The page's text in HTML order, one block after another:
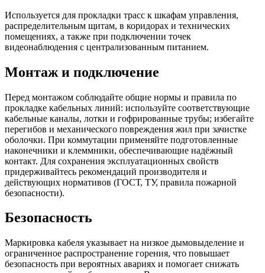
Используется для прокладки трасс к шкафам управления,
распределительным щитам, в коридорах и технических
помещениях, а также при подключении точек
видеонаблюдения с централизованным питанием.
Монтаж и подключение
Перед монтажом соблюдайте общие нормы и правила по
прокладке кабельных линий: используйте соответствующие
кабельные каналы, лотки и гофрированные трубы; избегайте
перегибов и механического повреждения жил при зачистке
оболочки. При коммутации применяйте подготовленные
наконечники и клеммники, обеспечивающие надёжный
контакт. Для сохранения эксплуатационных свойств
придерживайтесь рекомендаций производителя и
действующих нормативов (ГОСТ, ТУ, правила пожарной
безопасности).
Безопасность
Маркировка кабеля указывает на низкое дымовыделение и
ограниченное распространение горения, что повышает
безопасность при вероятных авариях и помогает снижать